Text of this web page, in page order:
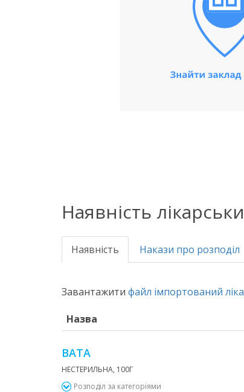
Наявність
Наявність Накази про розподіл
Завантажити файл імпортований
Назва
ВАТА
НЕСТЕРИЛЬНА, 100Г
Розподіл за категоріями